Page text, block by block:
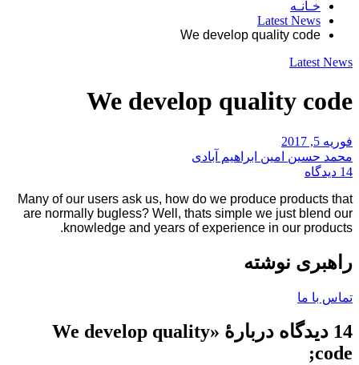
خـانـه
Latest News
We develop quality code
Latest News
We develop quality code
فوریه 5, 2017
محمد حسین امین ابراهیم آبادی
14 دیدگاه
Many of our users ask us, how do we produce products that
are normally bugless? Well, thats simple we just blend our
knowledge and years of experience in our products.
راهبری نوشته
تماس با ما
14 دیدگاه دربارهٔ «
We develop quality
code
;